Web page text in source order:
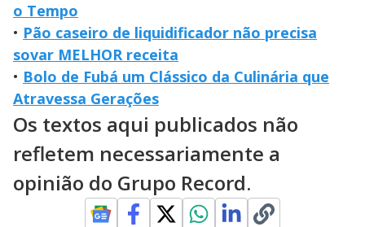
o Tempo
• Pão caseiro de liquidificador não precisa
sovar MELHOR receita
• Bolo de Fubá um Clássico da Culinária que
Atravessa Gerações
Os textos aqui publicados não
refletem necessariamente a
opinião do Grupo Record.